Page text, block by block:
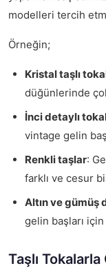
modelleri tercih
Örneğin;
Kristal taşlı
düğünlerinde
İnci detaylı
vintage gelin
Renkli taşlar:
farklı ve cesur
Altın ve gümüş
gelin başları
Taşlı Tokalarla